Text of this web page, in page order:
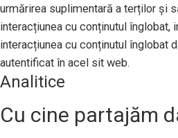
urmărirea suplimentară a terților și
interacțiunea cu conținutul
interacțiunea cu conținutul înglobat
autentificat în acel sit web.
Analitice
Cu cine partajăm